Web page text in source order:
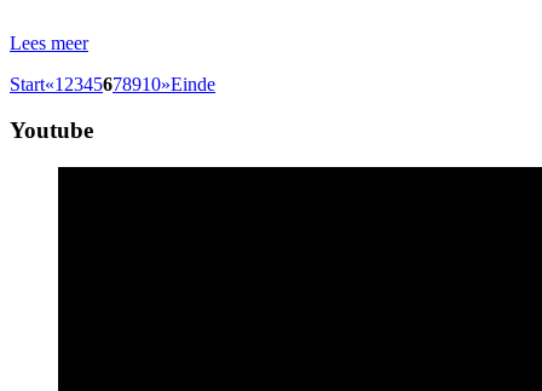
Lees meer
Start«1 2345678910»Einde
Youtube